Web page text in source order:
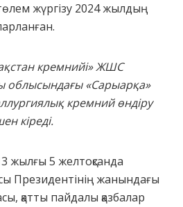
жүргізу 2024 жылдың
кремнийі» ЖШС
облысындағы «Сарыарқа»
кремний өндіру
кіреді.
жылғы 5 желтоқсанда
Президентінің жанындағы
қатты пайдалы қазбалар